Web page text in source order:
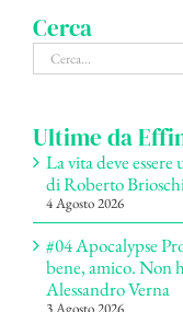
Cerca
Cerca
per:
Ultime da
La vita deve essere
di Roberto
4 Agosto 2026
#04 Apocalypse
bene, amico. Non
Alessandro Verna
3 Agosto 2026